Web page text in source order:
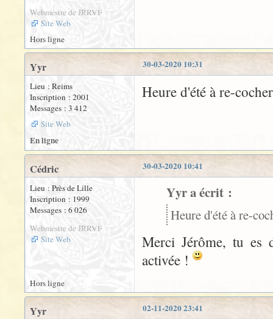
Webmestre de JRRVF
Site Web
Hors ligne
30-03-2020 10:31
Yyr
Lieu : Reims
Inscription : 2001
Messages : 3 412
Site Web
Heure d'été à re-
En ligne
30-03-2020 10:41
Cédric
Lieu : Près de Lille
Inscription : 1999
Messages : 6 026
Webmestre de JRRVF
Site Web
Yyr a écrit :
Heure d'été à re-
Merci Jérôme, tu es
activée !
Hors ligne
02-11-2020 23:41
Yyr